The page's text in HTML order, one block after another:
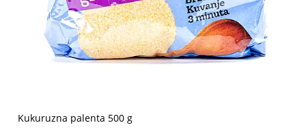
Kukuruzna palenta 500 g